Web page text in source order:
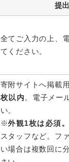
提
全てご入力の上、
てください。
寄附サイトへ掲載
枚以内 。電子メー
い。
※外観1枚は必須
スタッフなど。フ
い場合は複数回に